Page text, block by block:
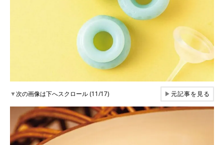
▼次の画像は下へスクロール (11/17) ▶元記事を見る